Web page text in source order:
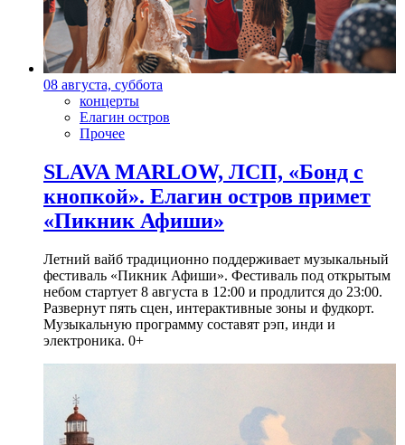
08 августа, суббота
концерты
Елагин остров
Прочее
SLAVA MARLOW, ЛСП, «Бонд с
кнопкой». Елагин остров примет
«Пикник Афиши»
Летний вайб традиционно поддерживает музыкальный
фестиваль «Пикник Афиши». Фестиваль под открытым
небом стартует 8 августа в 12:00 и продлится до 23:00.
Развернут пять сцен, интерактивные зоны и фудкорт.
Музыкальную программу составят рэп, инди и
электроника. 0+